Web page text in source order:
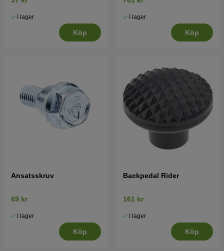
I lager
Köp
I lager
Köp
Ansatsskruv
69 kr
I lager
Köp
Backpedal Rider
161 kr
I lager
Köp